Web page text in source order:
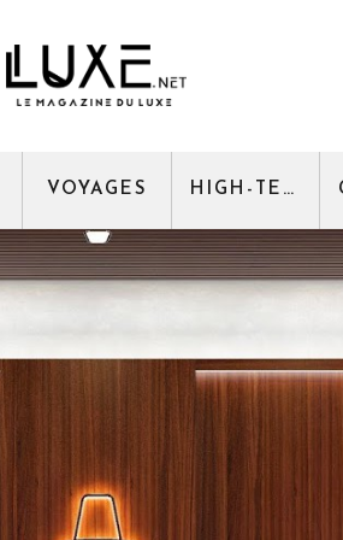
VOYAGES HIGH-TECH